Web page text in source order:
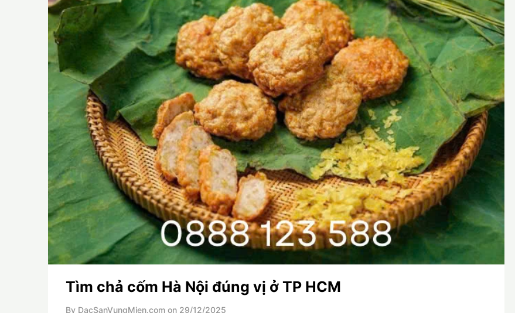
Tìm chả cốm Hà Nội đúng vị ở TP HCM
By DacSanVungMien.com on 29/12/2025